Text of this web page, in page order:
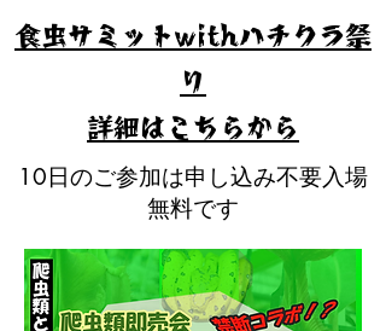
10日のご参加は申し込み不要入場
無料です
食虫サミットwithハチクラ祭
り
​詳細はこちらから